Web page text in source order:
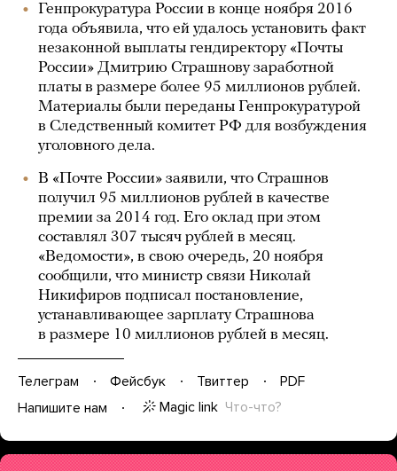
Генпрокуратура России в конце ноября 2016
года объявила, что ей удалось установить факт
незаконной выплаты гендиректору «Почты
России» Дмитрию Страшнову заработной
платы в размере более 95 миллионов рублей.
Материалы были переданы Генпрокуратурой
в Следственный комитет РФ для возбуждения
уголовного дела.
В «Почте России» заявили, что Страшнов
получил 95 миллионов рублей в качестве
премии за 2014 год. Его оклад при этом
составлял 307 тысяч рублей в месяц.
«Ведомости», в свою очередь, 20 ноября
сообщили, что министр связи Николай
Никифиров подписал постановление,
устанавливающее зарплату Страшнова
в размере 10 миллионов рублей в месяц.
Телеграм Фейсбук Твиттер
PDF
Напишите нам
Magic link Что-что?